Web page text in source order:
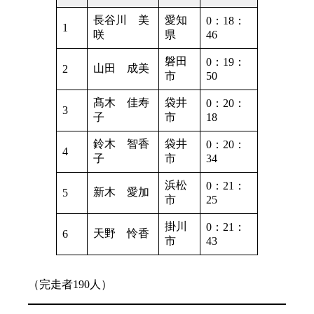
1
長谷川 美
咲
愛知
県
0：18：
46
2 山田 成美
磐田
市
0：19：
50
3
髙木 佳寿
子
袋井
市
0：20：
18
4
鈴木 智香
子
袋井
市
0：20：
34
5 新木 愛加
浜松
市
0：21：
25
6 天野 怜香
掛川
市
0：21：
43
（完走者190人）